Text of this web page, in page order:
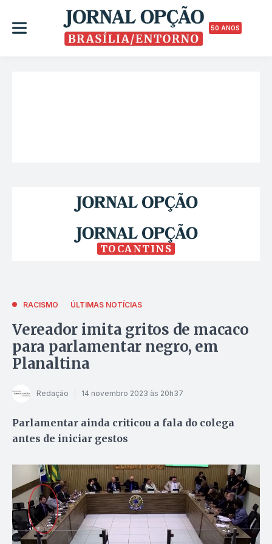
50 ANOS
TOCANTINS
RACISMO ÚLTIMAS NOTÍCIAS
Vereador imita gritos de macaco
para parlamentar negro, em
Planaltina
Redação 14 novembro 2023 às 20h37
Parlamentar ainda criticou a fala do colega
antes de iniciar gestos